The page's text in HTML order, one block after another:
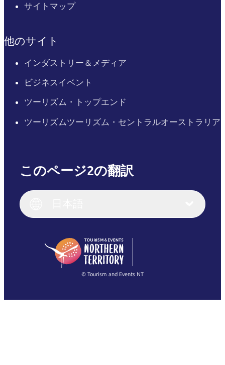
サイトマップ
他のサイト
インダストリー＆メディア
ビジネスイベント
ツーリズム・トップエンド
ツーリズムツーリズム・セントラルオーストラリア
このページ2の翻訳
English (US)
English
(Singapore)
Français
繁體中文
© Tourism and Events NT